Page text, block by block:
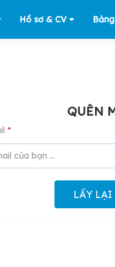
Hồ sơ & CV
QUÊN
*
LẤY LẠI